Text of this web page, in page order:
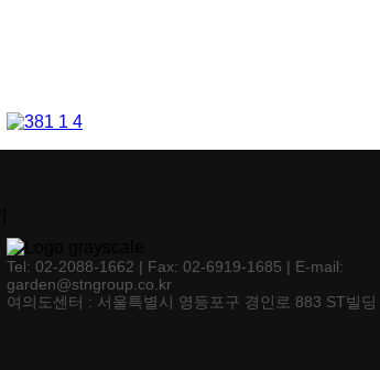
Tel: 02-2088-1662 | Fax: 02-6919-1685 | E-mail:
garden@stngroup.co.kr
여의도센터 : 서울특별시 영등포구 경인로 883 ST빌딩